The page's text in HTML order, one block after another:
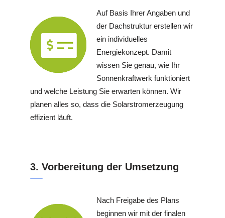
Auf Basis Ihrer Angaben und
der Dachstruktur erstellen wir
ein individuelles
Energiekonzept. Damit
wissen Sie genau, wie Ihr
Sonnenkraftwerk funktioniert
und welche Leistung Sie erwarten können. Wir
planen alles so, dass die Solarstromerzeugung
effizient läuft.
3. Vorbereitung der Umsetzung
Nach Freigabe des Plans
beginnen wir mit der finalen